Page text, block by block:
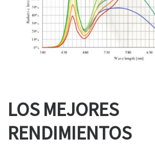
LOS MEJORES
RENDIMIENTOS